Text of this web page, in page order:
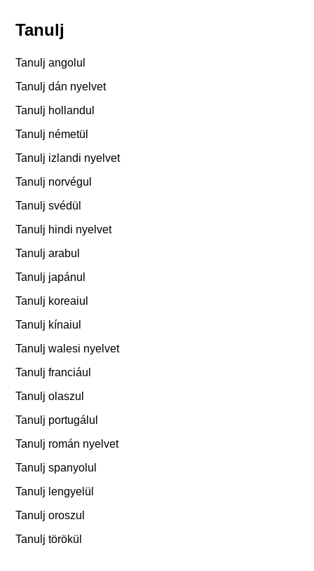
Tanulj
Tanulj angolul
Tanulj dán nyelvet
Tanulj hollandul
Tanulj németül
Tanulj izlandi nyelvet
Tanulj norvégul
Tanulj svédül
Tanulj hindi nyelvet
Tanulj arabul
Tanulj japánul
Tanulj koreaiul
Tanulj kínaiul
Tanulj walesi nyelvet
Tanulj franciául
Tanulj olaszul
Tanulj portugálul
Tanulj román nyelvet
Tanulj spanyolul
Tanulj lengyelül
Tanulj oroszul
Tanulj törökül